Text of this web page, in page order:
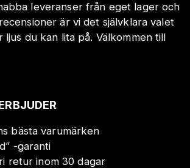
leveranser från eget lager och
är vi det självklara valet
ljus du kan lita på. Välkommen till
bästa varumärken
-garanti
retur inom 30 dagar